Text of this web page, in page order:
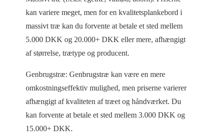
kan variere meget, men for en kvalitetsplankebord i
massivt træ kan du forvente at betale et sted mellem
5.000 DKK og 20.000+ DKK eller mere, afhængigt
af størrelse, trætype og producent.
Genbrugstræ: Genbrugstræ kan være en mere
omkostningseffektiv mulighed, men priserne varierer
afhængigt af kvaliteten af træet og håndværket. Du
kan forvente at betale et sted mellem 3.000 DKK og
15.000+ DKK.